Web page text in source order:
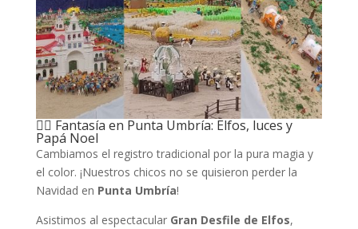
🧝‍♀️ Fantasía en Punta Umbría: Elfos, luces y
Papá Noel
Cambiamos el registro tradicional por la pura magia y
el color. ¡Nuestros chicos no se quisieron perder la
Navidad en Punta Umbría!
Asistimos al espectacular Gran Desfile de Elfos,